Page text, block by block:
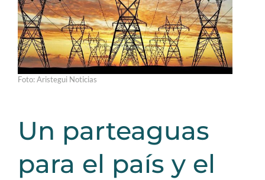
Foto: Aristegui Noticias
Un parteaguas
para el país y el